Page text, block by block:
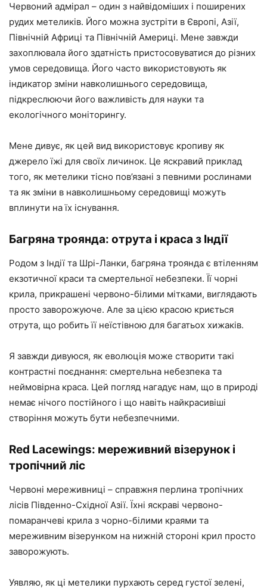
Червоний адмірал – один з найвідоміших і поширених
рудих метеликів. Його можна зустріти в Європі, Азії,
Північній Африці та Північній Америці. Мене завжди
захоплювала його здатність пристосовуватися до різних
умов середовища. Його часто використовують як
індикатор зміни навколишнього середовища,
підкреслюючи його важливість для науки та
екологічного моніторингу.
Мене дивує, як цей вид використовує кропиву як
джерело їжі для своїх личинок. Це яскравий приклад
того, як метелики тісно пов’язані з певними рослинами
та як зміни в навколишньому середовищі можуть
вплинути на їх існування.
Багряна троянда: отрута і краса з Індії
Родом з Індії та Шрі-Ланки, багряна троянда є втіленням
екзотичної краси та смертельної небезпеки. Її чорні
крила, прикрашені червоно-білими мітками, виглядають
просто заворожуюче. Але за цією красою криється
отрута, що робить її неїстівною для багатьох хижаків.
Я завжди дивуюся, як еволюція може створити такі
контрастні поєднання: смертельна небезпека та
неймовірна краса. Цей погляд нагадує нам, що в природі
немає нічого постійного і що навіть найкрасивіші
створіння можуть бути небезпечними.
Red Lacewings: мереживний візерунок і
тропічний ліс
Червоні мереживниці – справжня перлина тропічних
лісів Південно-Східної Азії. Їхні яскраві червоно-
помаранчеві крила з чорно-білими краями та
мереживним візерунком на нижній стороні крил просто
заворожують.
Уявляю, як ці метелики пурхають серед густої зелені,